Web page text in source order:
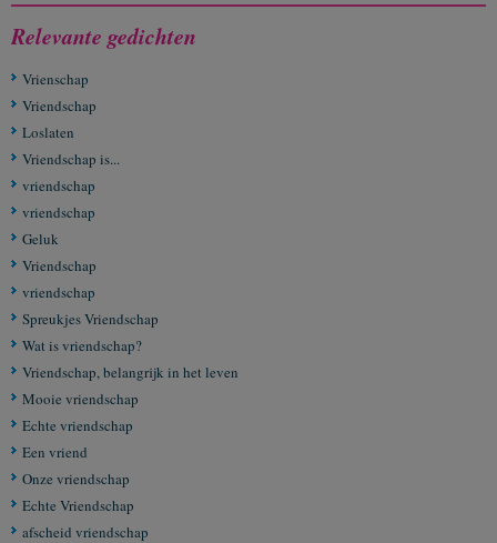
Relevante gedichten
Vrienschap
Vriendschap
Loslaten
Vriendschap is...
vriendschap
vriendschap
Geluk
Vriendschap
vriendschap
Spreukjes Vriendschap
Wat is vriendschap?
Vriendschap, belangrijk in het leven
Mooie vriendschap
Echte vriendschap
Een vriend
Onze vriendschap
Echte Vriendschap
afscheid vriendschap